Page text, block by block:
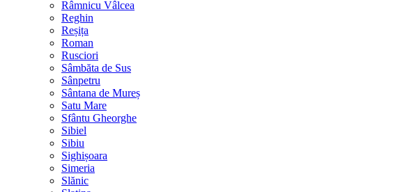
Râmnicu Vâlcea
Reghin
Reșița
Roman
Rusciori
Sâmbăta de Sus
Sânpetru
Sântana de Mureș
Satu Mare
Sfântu Gheorghe
Sibiel
Sibiu
Sighișoara
Simeria
Slănic